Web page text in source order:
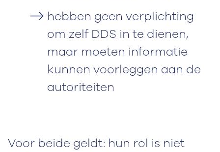
hebben geen verplichting
om zelf DDS in te dienen,
maar moeten informatie
kunnen voorleggen aan de
autoriteiten
Voor beide geldt: hun rol is niet